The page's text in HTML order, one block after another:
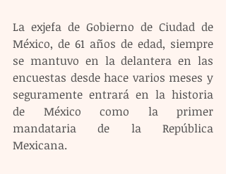
La exjefa de Gobierno de Ciudad de
México, de 61 años de edad, siempre
se mantuvo en la delantera en las
encuestas desde hace varios meses y
seguramente entrará en la historia
de México como la primer
mandataria de la República
Mexicana.